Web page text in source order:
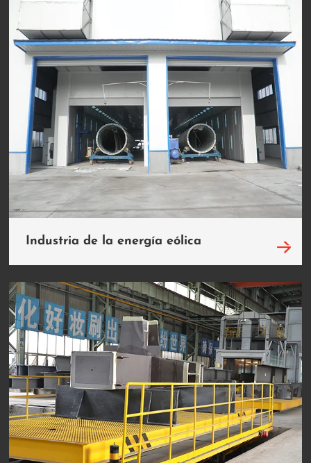
Industria de la energía eólica